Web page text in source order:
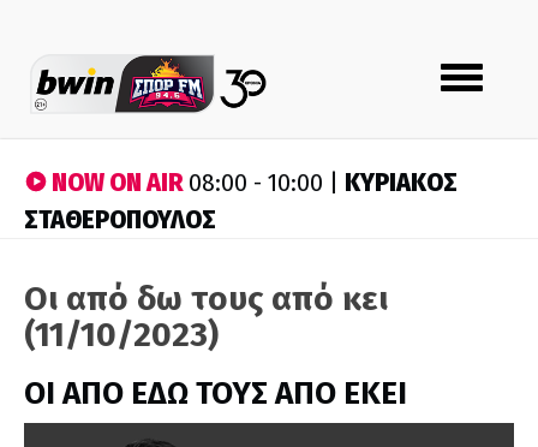
Toggle
navigation
NOW ON AIR08:00 - 10:00 | ΚΥΡΙΑΚΟΣ
ΣΤΑΘΕΡΟΠΟΥΛΟΣ
Οι από δω τους από κει
(11/10/2023)
ΟΙ ΑΠΟ ΕΔΩ ΤΟΥΣ ΑΠΟ ΕΚΕΙ